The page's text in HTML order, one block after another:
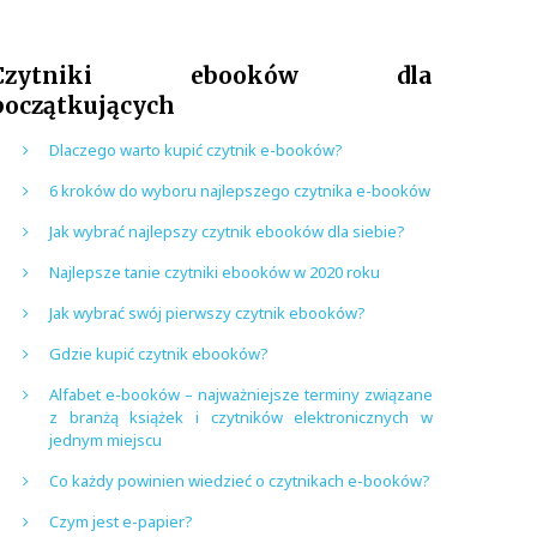
ebooków dla
Dlaczego warto kupić czytnik e-booków?
6 kroków do wyboru najlepszego czytnika e-booków
Jak wybrać najlepszy czytnik ebooków dla siebie?
Najlepsze tanie czytniki ebooków w 2020 roku
Jak wybrać swój pierwszy czytnik ebooków?
Gdzie kupić czytnik ebooków?
Alfabet e-booków – najważniejsze terminy związane
z branżą książek i czytników elektronicznych w
jednym miejscu
Co każdy powinien wiedzieć o czytnikach e-booków?
Czym jest e-papier?